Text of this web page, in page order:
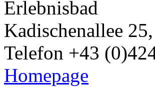
Erlebnisbad
Kadischenallee
Telefon +43
Homepage